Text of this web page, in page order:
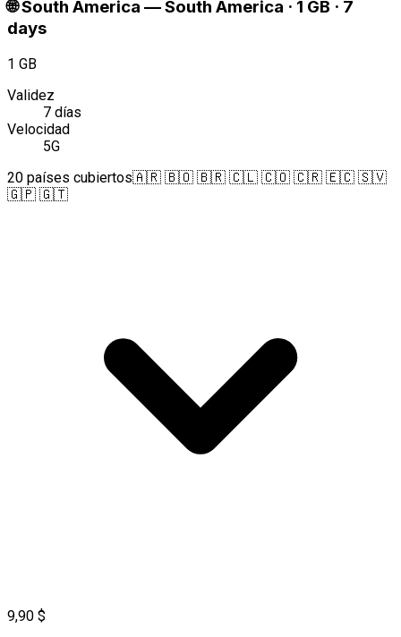
🌐South America —South America · 1 GB · 7
days
1 GB
Validez
7 días
Velocidad
5G
20 países cubiertos🇦🇷 🇧🇴 🇧🇷 🇨🇱 🇨🇴 🇨🇷 🇪🇨 🇸🇻
🇬🇵 🇬🇹
9,90 $